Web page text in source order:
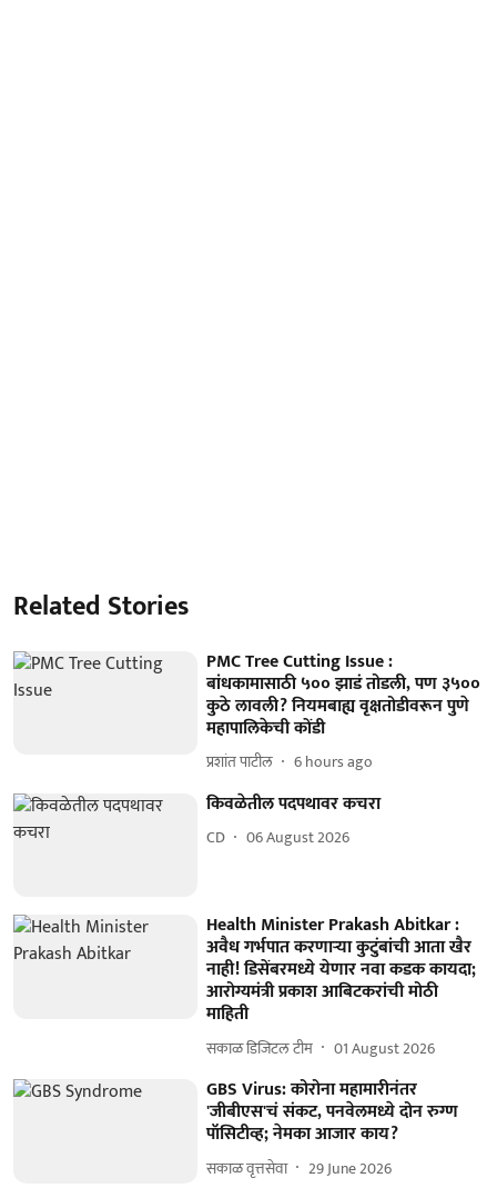
Related Stories
PMC Tree Cutting Issue :
बांधकामासाठी ५०० झाडं तोडली, पण ३५००
कुठे लावली? नियमबाह्य वृक्षतोडीवरून पुणे
महापालिकेची कोंडी
प्रशांत पाटील 6 hours ago
किवळेतील पदपथावर कचरा
CD 06 August 2026
Health Minister Prakash Abitkar :
अवैध गर्भपात करणाऱ्या कुटुंबांची आता खैर
नाही! डिसेंबरमध्ये येणार नवा कडक कायदा;
आरोग्यमंत्री प्रकाश आबिटकरांची मोठी
माहिती
सकाळ डिजिटल टीम 01 August 2026
GBS Virus: कोरोना महामारीनंतर
'जीबीएस'चं संकट, पनवेलमध्ये दोन रुग्ण
पॉसिटीव्ह; नेमका आजार काय?
सकाळ वृत्तसेवा 29 June 2026